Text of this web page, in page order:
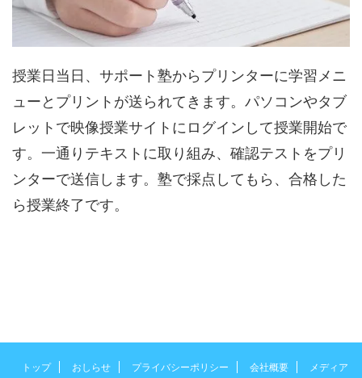
授業日当日、サポート塾からプリンターに学習メニ
ューとプリントが送られてきます。パソコンやタブ
レットで映像授業サイトにログインして授業開始で
す。一通りテキストに取り組み、確認テストをプリ
ンターで送信します。塾で採点してもら、合格した
ら授業終了です。
トップ おしらせ プライバシーポリシー 会社概要 メディア